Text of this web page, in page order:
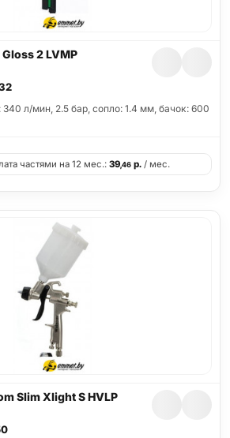
2 LVMP
340 л/мин, 2.5 бар, сопло: 1.4 мм, бачок: 600
частями на 12 мес.: 39,46 р. / мес.
Slim Xlight S HVLP